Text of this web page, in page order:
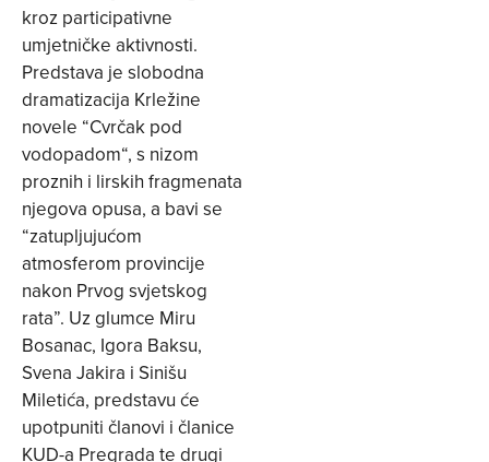
kroz participativne
umjetničke aktivnosti.
Predstava je slobodna
dramatizacija Krležine
novele “Cvrčak pod
vodopadom“, s nizom
proznih i lirskih fragmenata
njegova opusa, a bavi se
“zatupljujućom
atmosferom provincije
nakon Prvog svjetskog
rata”. Uz glumce Miru
Bosanac, Igora Baksu,
Svena Jakira i Sinišu
Miletića, predstavu će
upotpuniti članovi i članice
KUD-a Pregrada te drugi